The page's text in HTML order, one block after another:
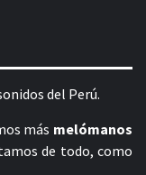
del Perú.
más melómanos
de todo, como